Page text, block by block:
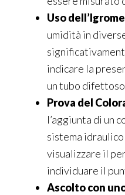
Uso
umidità in
indicare la
un tubo
Prova del
l’aggiunta di un
sistema
visualizzare il
individuare il
Ascolto con